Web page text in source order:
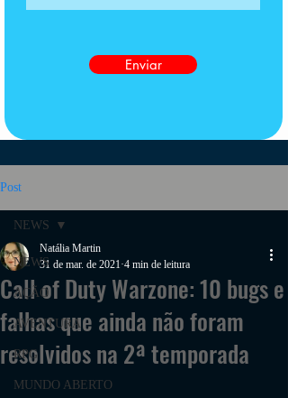
Enviar
Post
NEWS
AÇÃO
AVENTURA
RPG
MUNDO ABERTO
NEWS
Call of Duty Warzone: 10 bugs e
falhas que ainda não foram
resolvidos na 2ª temporada
Natália Martin
31 de mar. de 2021 4 min de leitura